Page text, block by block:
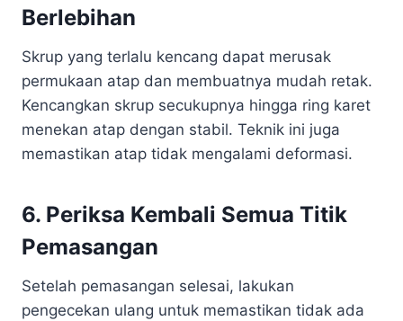
Berlebihan
Skrup yang terlalu kencang dapat merusak
permukaan atap dan membuatnya mudah retak.
Kencangkan skrup secukupnya hingga ring karet
menekan atap dengan stabil. Teknik ini juga
memastikan atap tidak mengalami deformasi.
6. Periksa Kembali Semua Titik
Pemasangan
Setelah pemasangan selesai, lakukan
pengecekan ulang untuk memastikan tidak ada